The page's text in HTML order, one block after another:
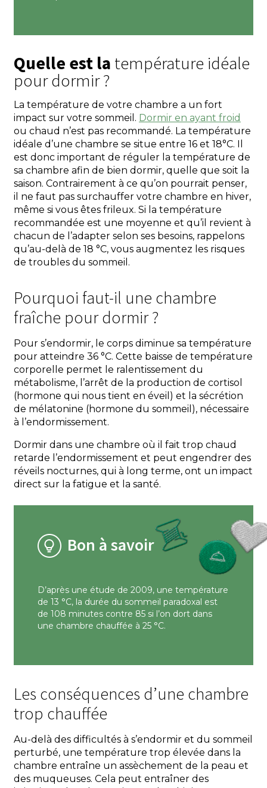
Quelle est la température idéale
pour dormir ?
La température de votre chambre a un fort
impact sur votre sommeil. Dormir en ayant froid
ou chaud n’est pas recommandé. La température
idéale d’une chambre se situe entre 16 et 18°C. Il
est donc important de réguler la température de
sa chambre afin de bien dormir, quelle que soit la
saison. Contrairement à ce qu’on pourrait penser,
il ne faut pas surchauffer votre chambre en hiver,
même si vous êtes frileux. Si la température
recommandée est une moyenne et qu’il revient à
chacun de l’adapter selon ses besoins, rappelons
qu’au-delà de 18 °C, vous augmentez les risques
de troubles du sommeil.
Pourquoi faut-il une chambre
fraîche pour dormir ?
Pour s’endormir, le corps diminue sa température
pour atteindre 36 °C. Cette baisse de température
corporelle permet le ralentissement du
métabolisme, l’arrêt de la production de cortisol
(hormone qui nous tient en éveil) et la sécrétion
de mélatonine (hormone du sommeil), nécessaire
à l’endormissement.
Dormir dans une chambre où il fait trop chaud
retarde l’endormissement et peut engendrer des
réveils nocturnes, qui à long terme, ont un impact
direct sur la fatigue et la santé.
Bon à savoir
D’après une étude de 2009, une température
de 13 °C, la durée du sommeil paradoxal est
de 108 minutes contre 85 si l’on dort dans
une chambre chauffée à 25 °C.
Les conséquences d’une chambre
trop chauffée
Au-delà des difficultés à s’endormir et du sommeil
perturbé, une température trop élevée dans la
chambre entraîne un assèchement de la peau et
des muqueuses. Cela peut entraîner des